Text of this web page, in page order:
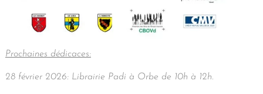
Prochaines dédicaces:
28 février 2026: Librairie Padi à Orbe de 10h à 12h.